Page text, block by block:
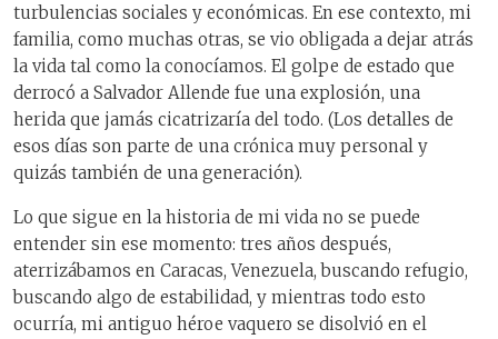
turbulencias sociales y económicas. En ese contexto, mi
familia, como muchas otras, se vio obligada a dejar atrás
la vida tal como la conocíamos. El golpe de estado que
derrocó a Salvador Allende fue una explosión, una
herida que jamás cicatrizaría del todo. (Los detalles de
esos días son parte de una crónica muy personal y
quizás también de una generación).
Lo que sigue en la historia de mi vida no se puede
entender sin ese momento: tres años después,
aterrizábamos en Caracas, Venezuela, buscando refugio,
buscando algo de estabilidad, y mientras todo esto
ocurría, mi antiguo héroe vaquero se disolvió en el